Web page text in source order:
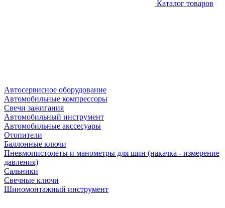
Каталог товаров
Автосервисное оборудование
Автомобильные компрессоры
Свечи зажигания
Автомобильный инструмент
Автомобильные акссесуары
Отопители
Баллонные ключи
Пневмопистолеты и манометры для шин (накачка - измерение
давления)
Сальники
Свечные ключи
Шиномонтажный инструмент